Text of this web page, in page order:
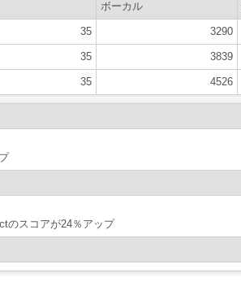
ボーカル
35 3290
35 3839
35 4526
のスコアが24％アップ